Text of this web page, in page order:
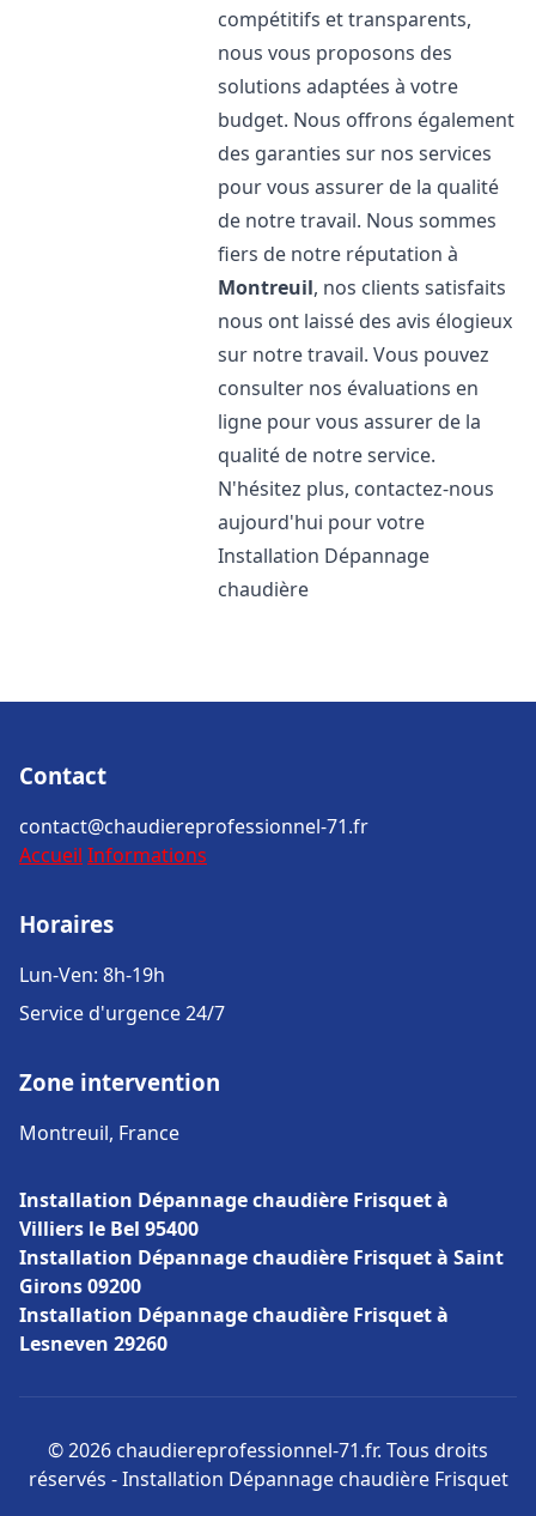
compétitifs et transparents,
nous vous proposons des
solutions adaptées à votre
budget. Nous offrons également
des garanties sur nos services
pour vous assurer de la qualité
de notre travail. Nous sommes
fiers de notre réputation à
Montreuil, nos clients satisfaits
nous ont laissé des avis élogieux
sur notre travail. Vous pouvez
consulter nos évaluations en
ligne pour vous assurer de la
qualité de notre service.
N'hésitez plus, contactez-nous
aujourd'hui pour votre
Installation Dépannage
chaudière
Contact
contact@chaudiereprofessionnel-71.fr
Accueil Informations
Horaires
Lun-Ven: 8h-19h
Service d'urgence 24/7
Zone intervention
Montreuil, France
Installation Dépannage chaudière Frisquet à
Villiers le Bel 95400
Installation Dépannage chaudière Frisquet à Saint
Girons 09200
Installation Dépannage chaudière Frisquet à
Lesneven 29260
© 2026 chaudiereprofessionnel-71.fr. Tous droits
réservés - Installation Dépannage chaudière Frisquet